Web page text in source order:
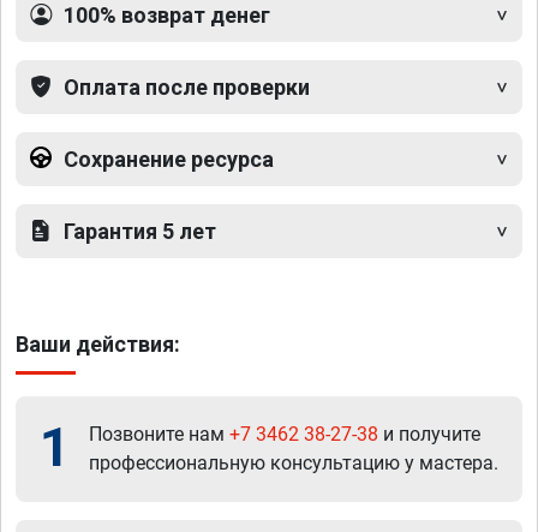
100% возврат денег
Оплата после проверки
Сохранение ресурса
Гарантия 5 лет
Ваши действия:
1 Позвоните нам +7 3462 38-27-38 и получите
профессиональную консультацию у мастера.